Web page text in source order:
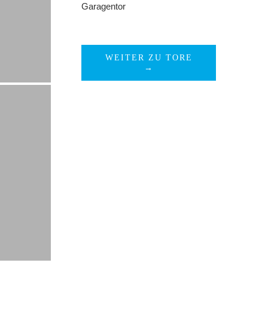
Garagentor
WEITER ZU TORE
→